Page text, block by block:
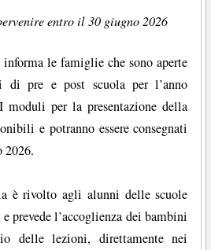
entro il 30 giugno 2026
le famiglie che sono aperte
pre e post scuola per l’anno
moduli per la presentazione della
e potranno essere consegnati
2026.
è rivolto agli alunni delle scuole
prevede l’accoglienza dei bambini
delle lezioni, direttamente nei